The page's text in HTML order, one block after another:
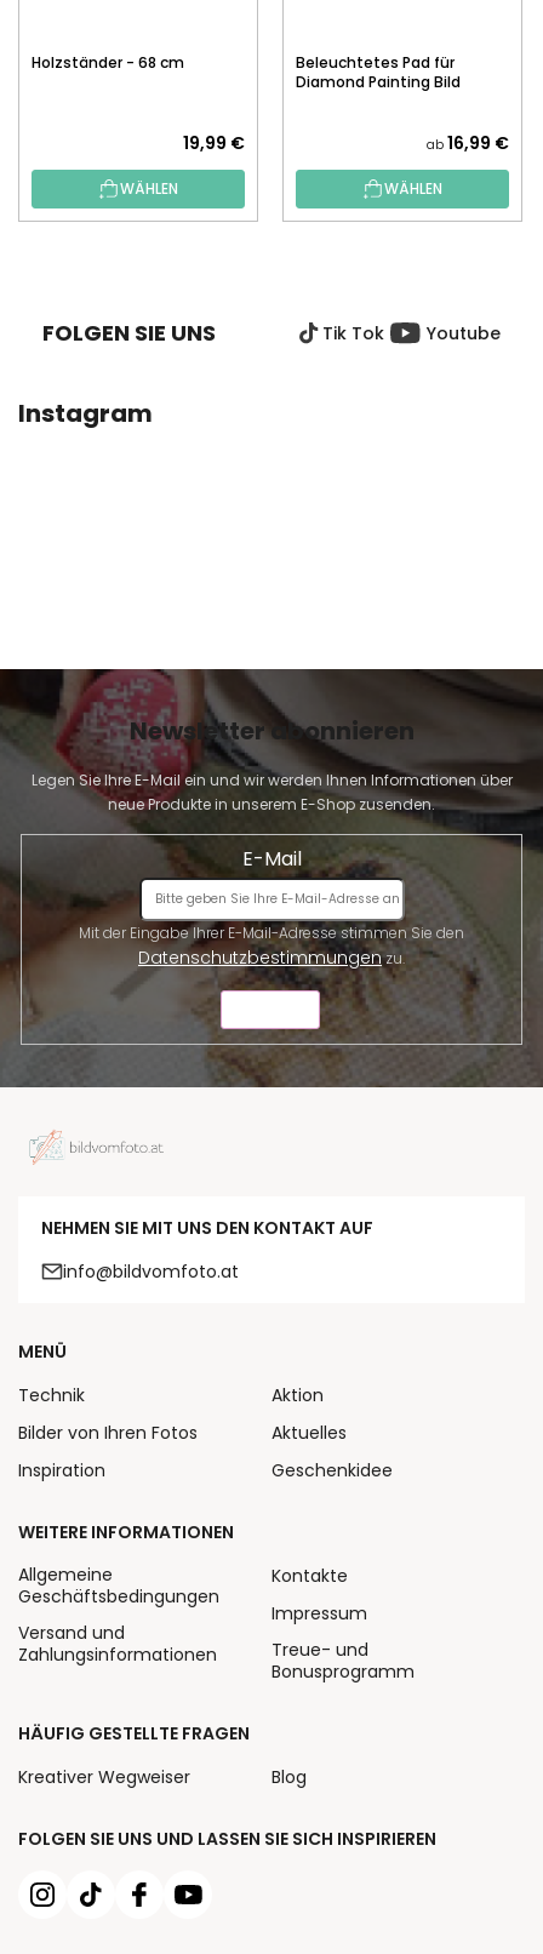
Holzständer - 68 cm
19,99 €
WÄHLEN
Beleuchtetes Pad für
Diamond Painting Bild
ab 16,99 €
WÄHLEN
FOLGEN SIE UNS Tik Tok Youtube
Instagram
Newsletter abonnieren
Legen Sie Ihre E-Mail ein und wir werden Ihnen Informationen über
neue Produkte in unserem E-Shop zusenden.
E-Mail
Datenschutzbestimmungenzu.
NEHMEN SIE MIT UNS DEN KONTAKT AUF
info@bildvomfoto.at
FOLGEN SIE UNS UND LASSEN SIE SICH INSPIRIEREN
MENÜ
Technik
Bilder von Ihren Fotos
Inspiration
Aktion
Aktuelles
Geschenkidee
WEITERE INFORMATIONEN
Allgemeine
Geschäftsbedingungen
Versand und
Zahlungsinformationen
Kontakte
Impressum
Treue- und
Bonusprogramm
HÄUFIG GESTELLTE FRAGEN
Kreativer Wegweiser
Blog